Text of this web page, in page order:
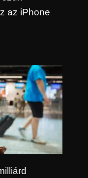
az iPhone